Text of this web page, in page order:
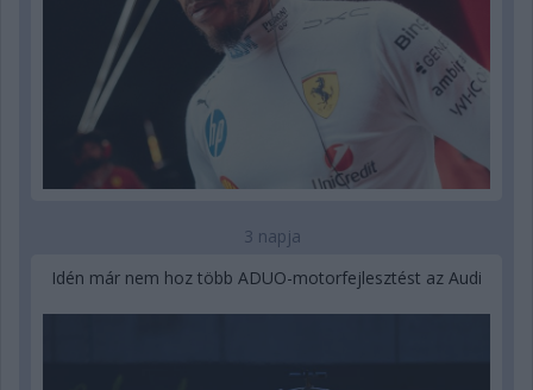
3 napja
Idén már nem hoz több ADUO-motorfejlesztést az Audi